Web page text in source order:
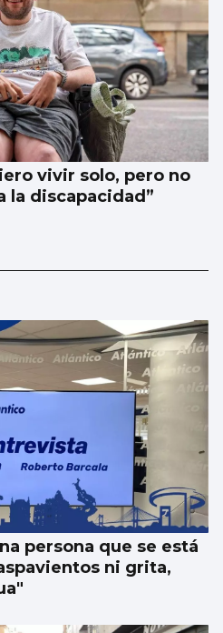
vivir solo, pero no
la discapacidad”
domingo 9 de agosto
persona que se está
ni grita,